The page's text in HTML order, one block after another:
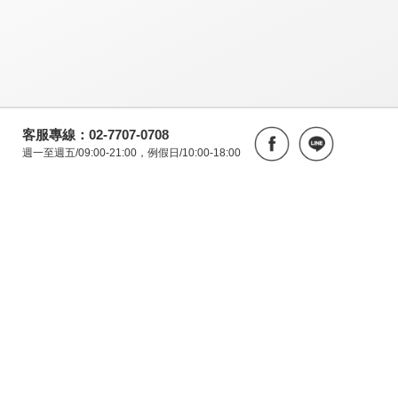
客服專線：02-7707-0708
週一至週五/09:00-21:00，例假日/10:00-18:00